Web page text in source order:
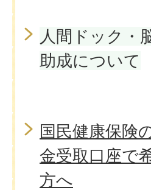
人間ドック・
助成について
国民健康保険
金受取口座で
方へ